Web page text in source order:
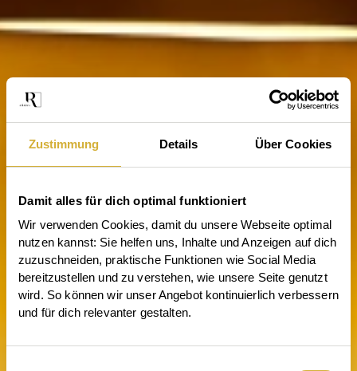
Zustimmung Details Über Cookies
Damit alles für dich optimal funktioniert
Wir verwenden Cookies, damit du unsere Webseite optimal
nutzen kannst: Sie helfen uns, Inhalte und Anzeigen auf dich
zuzuschneiden, praktische Funktionen wie Social Media
bereitzustellen und zu verstehen, wie unsere Seite genutzt
wird. So können wir unser Angebot kontinuierlich verbessern
und für dich relevanter gestalten.